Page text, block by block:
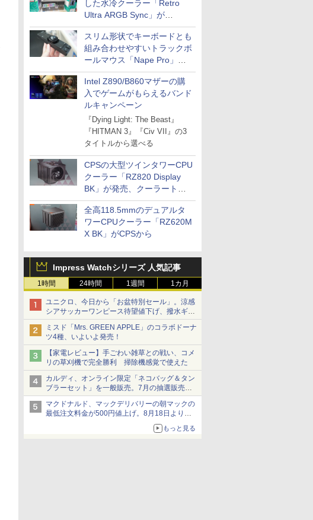
した水冷クーラー「Retro
Ultra ARGB Sync」が
Thermaltakeから
スリム形状でキーボードとも
組み合わせやすいトラックボ
ールマウス「Nape Pro」が
Keychronから
Intel Z890/B860マザーの購
入でゲームがもらえるバンド
ルキャンペーン
『Dying Light: The Beast』
『HITMAN 3』『Civ VII』の3
タイトルから選べる
CPSの大型ツインタワーCPU
クーラー「RZ820 Display
BK」が発売、クーラートッ
プに5インチ液晶搭載
全高118.5mmのデュアルタ
ワーCPUクーラー「RZ620M
X BK」がCPSから
Impress Watchシリーズ 人気記事
1時間 24時間 1週間 1カ月
ユニクロ、今日から「お盆特別セール」。涼感
シアサッカーワンピース待望値下げ、撥水ギア
ショーツは1990円に
ミスド「Mrs. GREEN APPLE」のコラボドーナ
ツ4種、いよいよ発売！
【家電レビュー】手ごわい雑草との戦い、コメ
リの草刈機で完全勝利 掃除機感覚で使えた
カルディ、オンライン限定「ネコバッグ＆タン
ブラーセット」を一般販売。7月の抽選販売の
当選無効分
マクドナルド、マックデリバリーの朝マックの
最低注文料金が500円値上げ。8月18日より
もっと見る